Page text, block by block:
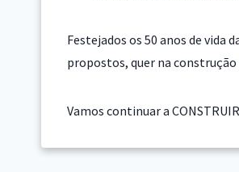
Festejados os 50 anos de vida
propostos, quer na construção
Vamos continuar a CONSTRUIR